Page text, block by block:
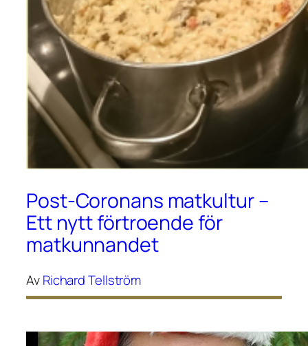
Post-Coronans matkultur –
Ett nytt förtroende för
matkunnandet
AvRichard Tellström